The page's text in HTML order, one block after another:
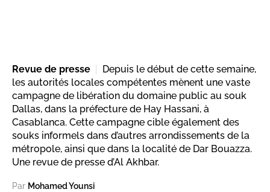
Revue de presse
Depuis le début de cette semaine,
les autorités locales compétentes mènent une vaste
campagne de libération du domaine public au souk
Dallas, dans la préfecture de Hay Hassani, à
Casablanca. Cette campagne cible également des
souks informels dans d’autres arrondissements de la
métropole, ainsi que dans la localité de Dar Bouazza.
Une revue de presse d’Al Akhbar.
Par Mohamed Younsi